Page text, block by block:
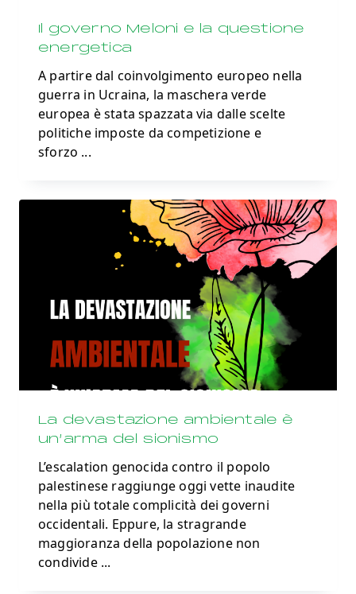
Il governo Meloni e la questione
energetica
A partire dal coinvolgimento europeo nella
guerra in Ucraina, la maschera verde
europea è stata spazzata via dalle scelte
politiche imposte da competizione e
sforzo ...
La devastazione ambientale è
un’arma del sionismo
L’escalation genocida contro il popolo
palestinese raggiunge oggi vette inaudite
nella più totale complicità dei governi
occidentali. Eppure, la stragrande
maggioranza della popolazione non
condivide ...